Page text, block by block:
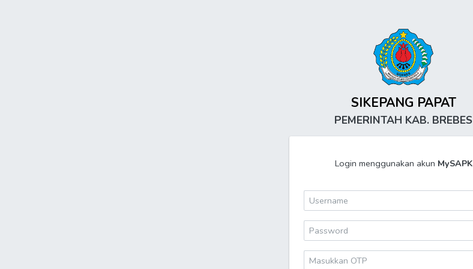
SIKEPANG PAPAT
PEMERINTAH KAB. BREBES
Login menggunakan akun MySAPK